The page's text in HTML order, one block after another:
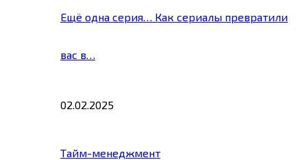
Ещё одна серия… Как сериалы превратили
вас в…
02.02.2025
Тайм-менеджмент